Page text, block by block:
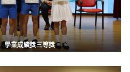
學業成績獎三等獎